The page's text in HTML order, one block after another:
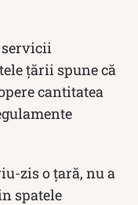
ţării spune că
cantitatea
zis o ţară, nu a
spatele